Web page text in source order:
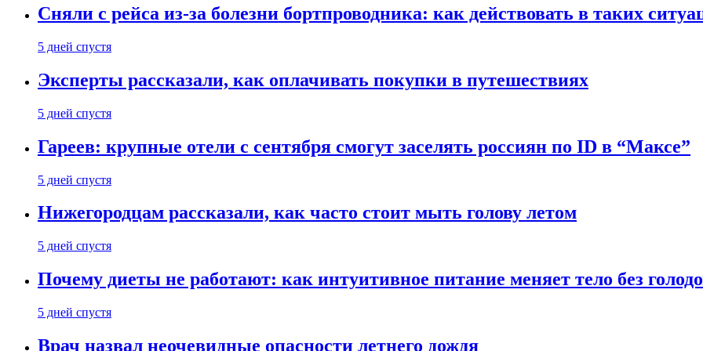
Сняли с рейса из-за болезни бортпроводника: как действовать в таких
5 дней спустя
Эксперты рассказали, как оплачивать покупки в путешествиях
5 дней спустя
Гареев: крупные отели с сентября смогут заселять россиян по ID в “Максе”
5 дней спустя
Нижегородцам рассказали, как часто стоит мыть голову летом
5 дней спустя
Почему диеты не работают: как интуитивное питание меняет тело без
5 дней спустя
Врач назвал неочевидные опасности летнего дождя